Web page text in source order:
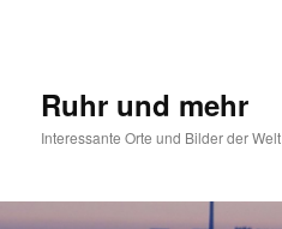
Ruhr und mehr
Interessante Orte und Bilder der Welt